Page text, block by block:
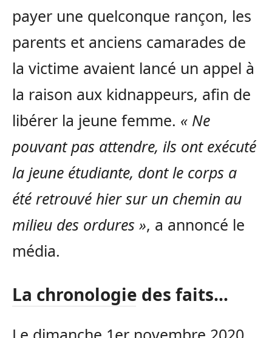
payer une quelconque rançon, les
parents et anciens camarades de
la victime avaient lancé un appel à
la raison aux kidnappeurs, afin de
libérer la jeune femme. « Ne
pouvant pas attendre, ils ont exécuté
la jeune étudiante, dont le corps a
été retrouvé hier sur un chemin au
milieu des ordures », a annoncé le
média.
La chronologie des faits…